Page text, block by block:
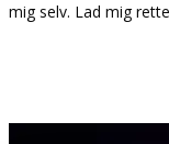
mig selv. Lad mig